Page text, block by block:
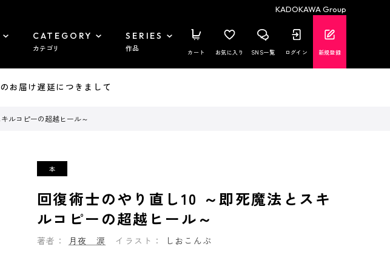
KADOKAWA Group
CATEGORY
カテゴリ
SERIES
作品 カート お気に入り SNS一覧 ログイン 新規登録
届け遅延につきまして
ルコピーの超越ヒール～
回復術士のやり直し10 ～即死魔法とスキ
ルコピーの超越ヒール～
著者： 月夜 涙 イラスト： しおこんぶ